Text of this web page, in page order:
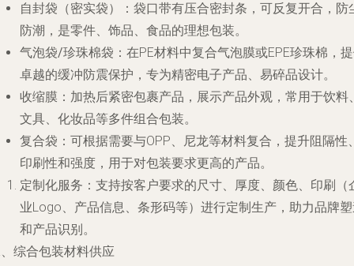
自封袋（密实袋）
：袋口带有压合密封条，可反复开合，防
防潮，是零件、饰品、食品的理想包装。
气泡袋/珍珠棉袋 ：在PE材料中复合气泡膜或EPE珍珠棉，
卓越的缓冲防震保护，专为精密电子产品、易碎品设计。
收缩膜 ：加热后紧密包裹产品，展示产品外观，常用于饮料
文具、化妆品等多件组合包装。
复合袋 ：可根据需要与OPP、尼龙等材料复合，提升阻隔性
印刷性和强度，用于对包装要求更高的产品。
定制化服务 ：支持按客户要求的尺寸、厚度、颜色、印刷（
业Logo、产品信息、条形码等）进行定制生产，助力品牌
和产品识别。
综合包装材料供应